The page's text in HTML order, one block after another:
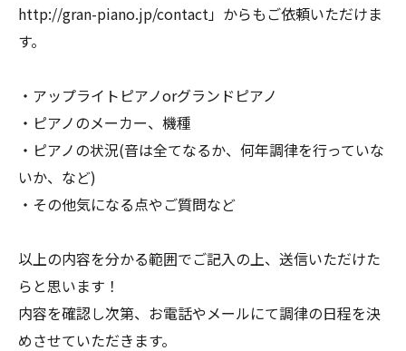
http://gran-piano.jp/contact」からもご依頼いただけま
す。
・アップライトピアノorグランドピアノ
・ピアノのメーカー、機種
・ピアノの状況(音は全てなるか、何年調律を行っていな
いか、など)
・その他気になる点やご質問など
以上の内容を分かる範囲でご記入の上、送信いただけた
らと思います！
内容を確認し次第、お電話やメールにて調律の日程を決
めさせていただきます。